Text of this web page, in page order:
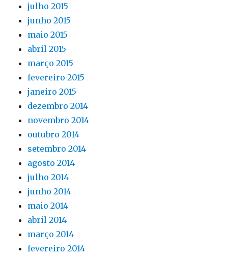
julho 2015
junho 2015
maio 2015
abril 2015
março 2015
fevereiro 2015
janeiro 2015
dezembro 2014
novembro 2014
outubro 2014
setembro 2014
agosto 2014
julho 2014
junho 2014
maio 2014
abril 2014
março 2014
fevereiro 2014